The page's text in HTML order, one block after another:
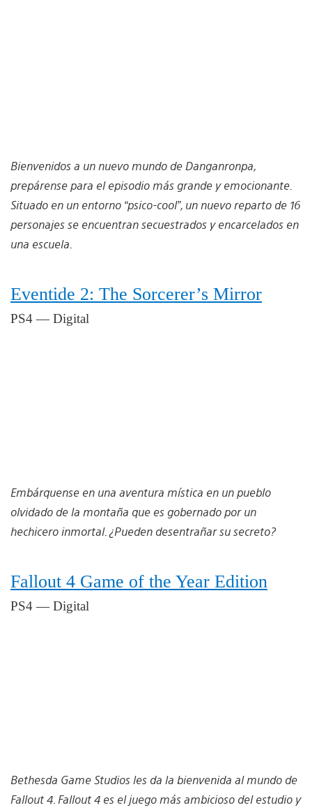
Bienvenidos a un nuevo mundo de Danganronpa,
prepárense para el episodio más grande y emocionante.
Situado en un entorno “psico-cool”, un nuevo reparto de 16
personajes se encuentran secuestrados y encarcelados en
una escuela.
Eventide 2: The Sorcerer’s Mirror
PS4 — Digital
Embárquense en una aventura mística en un pueblo
olvidado de la montaña que es gobernado por un
hechicero inmortal. ¿Pueden desentrañar su secreto?
Fallout 4 Game of the Year Edition
PS4 — Digital
Bethesda Game Studios les da la bienvenida al mundo de
Fallout 4. Fallout 4 es el juego más ambicioso del estudio y